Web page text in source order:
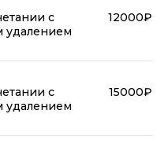
с
удалением
12000₽
с
удалением
15000₽